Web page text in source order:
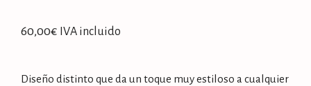
60,00€ IVA incluido
Diseño distinto que da un toque muy estiloso a cualquier